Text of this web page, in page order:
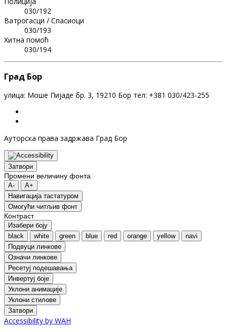
030/192
Ватрогасци / Спасиоци
030/193
Хитна помоћ
030/194
Град Бор
улица: Моше Пијаде бр. 3, 19210 Бор тел: +381 030/423-255
Ауторска права задржава Град Бор
Затвори
Промени величину фонта
A-
A+
Навигација тастатуром
Oмогући читљив фонт
Контраст
Изабери боју
black
white green blue red orange yellow
navi
Подвуци линкове
Означи линкове
Ресетуј подешавања
Инвертуј боје
Уклони анимације
Уклони стилове
Затвори
Accessibility by WAH